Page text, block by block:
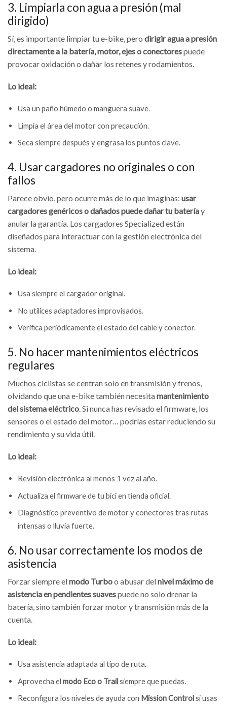
3. Limpiarla con agua a presión (mal
dirigido)
Sí, es importante limpiar tu e-bike, pero dirigir agua a presión
directamente a la batería, motor, ejes o conectorespuede
provocar oxidación o dañar los retenes y rodamientos.
Lo ideal:
Usa un paño húmedo o manguera suave.
Limpia el área del motor con precaución.
Seca siempre después y engrasa los puntos clave.
4. Usar cargadores no originales o con
fallos
Parece obvio, pero ocurre más de lo que imaginas: usar
cargadores genéricos o dañados puede dañar tu bateríay
anular la garantía. Los cargadores Specialized están
diseñados para interactuar con la gestión electrónica del
sistema.
Lo ideal:
Usa siempre el cargador original.
No utilices adaptadores improvisados.
Verifica periódicamente el estado del cable y conector.
5. No hacer mantenimientos eléctricos
regulares
Muchos ciclistas se centran solo en transmisión y frenos,
olvidando que una e-bike también necesitamantenimiento
del sistema eléctrico. Si nunca has revisado el firmware, los
sensores o el estado del motor… podrías estar reduciendo su
rendimiento y su vida útil.
Lo ideal:
Revisión electrónica al menos 1 vez al año.
Actualiza el firmware de tu bici en tienda oficial.
Diagnóstico preventivo de motor y conectores tras rutas
intensas o lluvia fuerte.
6. No usar correctamente los modos de
asistencia
Forzar siempre elmodo Turboo abusar delnivel máximo de
asistencia en pendientes suavespuede no solo drenar la
batería, sino también forzar motor y transmisión más de la
cuenta.
Lo ideal:
Usa asistencia adaptada al tipo de ruta.
Aprovecha el modo Eco o Trailsiempre que puedas.
Reconfigura los niveles de ayuda con Mission Controlsi usas